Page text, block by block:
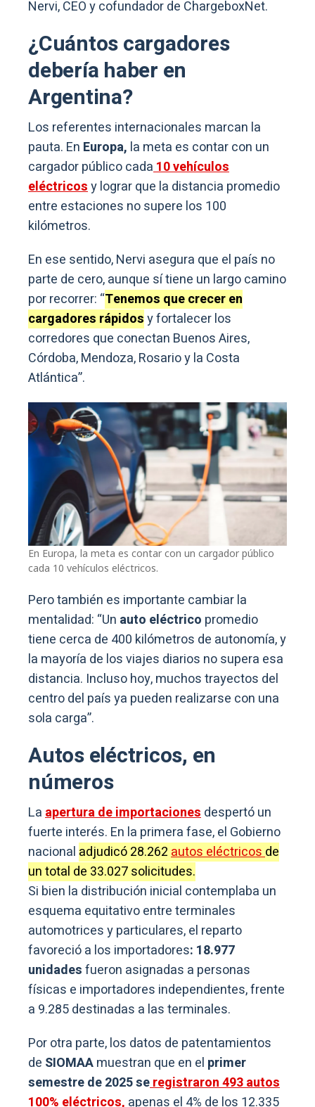
Nervi, CEO y cofundador de ChargeboxNet.
¿Cuántos cargadores
debería haber en
Argentina?
Los referentes internacionales marcan la
pauta. En Europa, la meta es contar con un
cargador público cada10 vehículos
eléctricosy lograr que la distancia promedio
entre estaciones no supere los 100
kilómetros.
En ese sentido, Nervi asegura que el país no
parte de cero, aunque sí tiene un largo camino
por recorrer: “Tenemos que crecer en
cargadores rápidosy fortalecer los
corredores que conectan Buenos Aires,
Córdoba, Mendoza, Rosario y la Costa
Atlántica”.
En Europa, la meta es contar con un cargador público
cada 10 vehículos eléctricos.
Pero también es importante cambiar la
mentalidad: “Un auto eléctrico promedio
tiene cerca de 400 kilómetros de autonomía, y
la mayoría de los viajes diarios no supera esa
distancia. Incluso hoy, muchos trayectos del
centro del país ya pueden realizarse con una
sola carga”.
Autos eléctricos, en
números
Laapertura de importacionesdespertó un
fuerte interés. En la primera fase, el Gobierno
nacional adjudicó 28.262autos eléctricosde
un total de 33.027 solicitudes.
Si bien la distribución inicial contemplaba un
esquema equitativo entre terminales
automotrices y particulares, el reparto
favoreció a los importadores: 18.977
unidadesfueron asignadas a personas
físicas e importadores independientes, frente
a 9.285 destinadas a las terminales.
Por otra parte, los datos de patentamientos
de SIOMAAmuestran que en el primer
semestre de 2025 seregistraron 493 autos
100% eléctricos, apenas el 4% de los 12.335